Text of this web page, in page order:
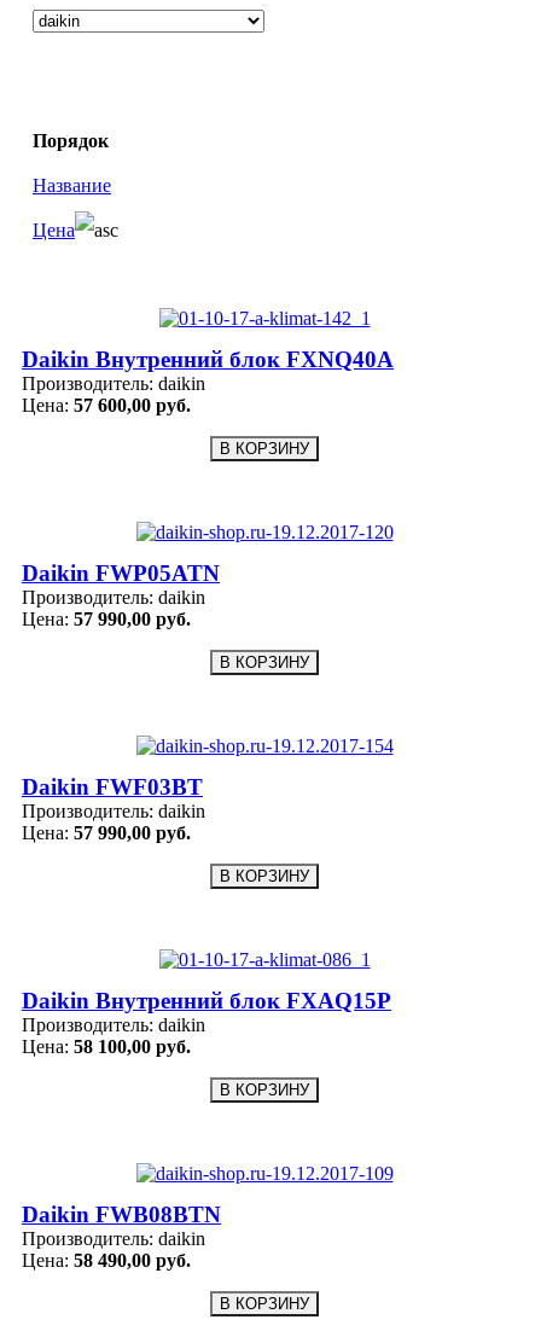
Порядок
Название
Цена
Daikin Внутренний блок FXNQ40A
Производитель: daikin
Цена: 57 600,00 руб.
Daikin FWP05ATN
Производитель: daikin
Цена: 57 990,00 руб.
Daikin FWF03BT
Производитель: daikin
Цена: 57 990,00 руб.
Daikin Внутренний блок FXAQ15P
Производитель: daikin
Цена: 58 100,00 руб.
Daikin FWB08BTN
Производитель: daikin
Цена: 58 490,00 руб.